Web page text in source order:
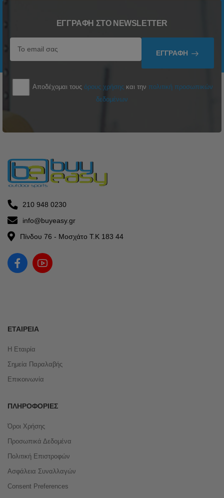
ΕΓΓΡΑΦΉ ΣΤΟ NEWSLETTER
ΕΓΓΡΑΦΉ
Αποδέχομαι τους όρους χρήσης και την πολιτική προσωπικών
δεδομένων
210 948 0230
info@buyeasy.gr
Πίνδου 76 - Μοσχάτο Τ.Κ 183 44
ΕΤΑΙΡΕΊΑ
Η Εταιρία
Σημεία Παραλαβής
Επικοινωνία
ΠΛΗΡΟΦΟΡΊΕΣ
Όροι Χρήσης
Προσωπικά Δεδομένα
Πολιτική Επιστροφών
Ασφάλεια Συναλλαγών
Consent Preferences